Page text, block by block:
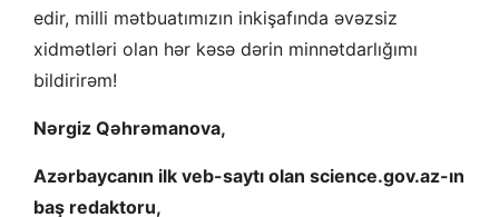
edir, milli mətbuatımızın inkişafında əvəzsiz
xidmətləri olan hər kəsə dərin minnətdarlığımı
bildirirəm!
Nərgiz Qəhrəmanova,
Azərbaycanın ilk veb-saytı olan science.gov.az-ın
baş redaktoru,